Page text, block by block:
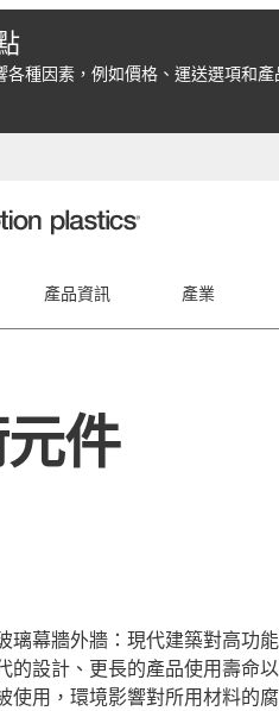
種因素，例如價格、運送選項和產
產品資訊 產業
件
璃幕牆外牆：現代建築對高功
的設計、更長的產品使用壽命
使用，環境影響對所用材料的